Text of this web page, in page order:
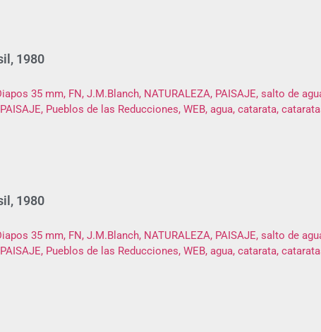
1980
1980